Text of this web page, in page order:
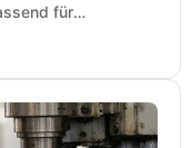
für